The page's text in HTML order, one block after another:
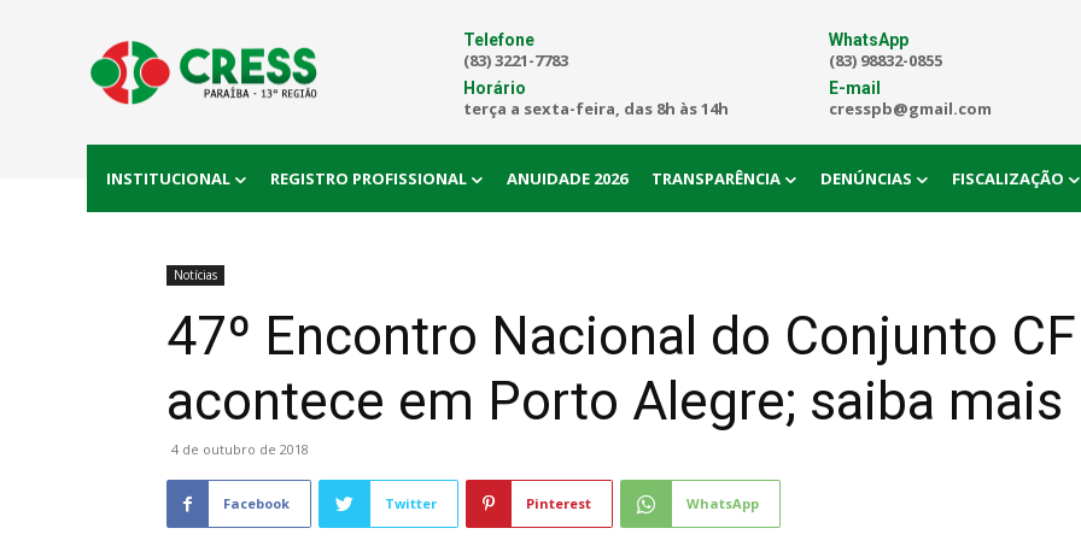
Telefone
(83) 3221-7783
Horário
terça a sexta-feira, das 8h às 14h
WhatsApp
(83) 98832-0855
E-mail
cresspb@gmail.com
INSTITUCIONAL REGISTRO PROFISSIONAL ANUIDADE 2026 TRANSPARÊNCIA DENÚNCIAS FISCALIZAÇÃO
Notícias
47º Encontro Nacional do Conjunto
acontece em Porto Alegre; saiba mais
4 de outubro de 2018
Facebook Twitter Pinterest WhatsApp